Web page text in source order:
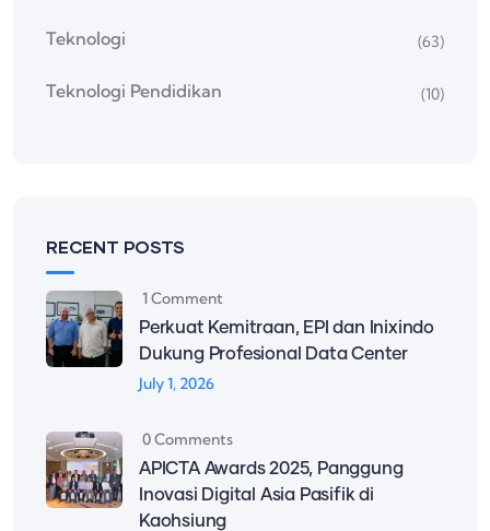
Teknologi (63)
Teknologi Pendidikan (10)
RECENT POSTS
1 Comment
Perkuat Kemitraan, EPI dan Inixindo
Dukung Profesional Data Center
July 1, 2026
0 Comments
APICTA Awards 2025, Panggung
Inovasi Digital Asia Pasifik di
Kaohsiung